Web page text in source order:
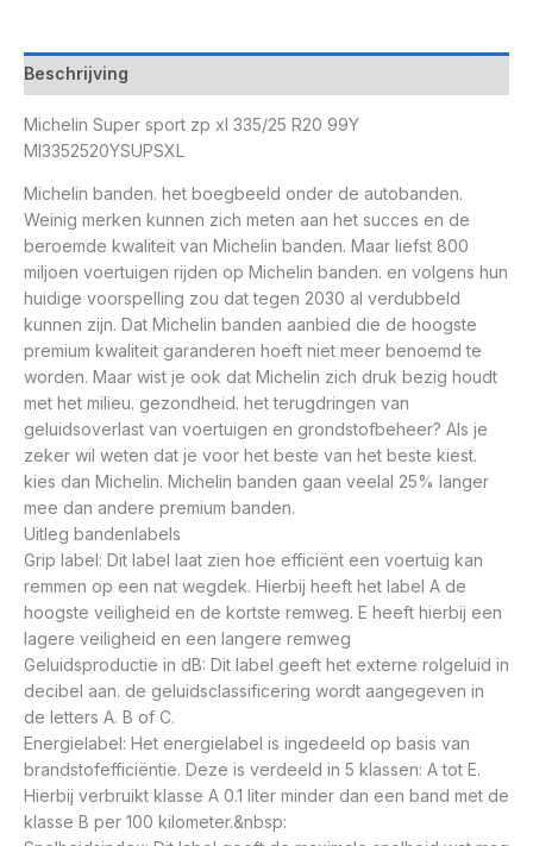
Beschrijving
Michelin Super sport zp xl 335/25 R20 99Y
MI3352520YSUPSXL
Michelin banden. het boegbeeld onder de autobanden.
Weinig merken kunnen zich meten aan het succes en de
beroemde kwaliteit van Michelin banden. Maar liefst 800
miljoen voertuigen rijden op Michelin banden. en volgens hun
huidige voorspelling zou dat tegen 2030 al verdubbeld
kunnen zijn. Dat Michelin banden aanbied die de hoogste
premium kwaliteit garanderen hoeft niet meer benoemd te
worden. Maar wist je ook dat Michelin zich druk bezig houdt
met het milieu. gezondheid. het terugdringen van
geluidsoverlast van voertuigen en grondstofbeheer? Als je
zeker wil weten dat je voor het beste van het beste kiest.
kies dan Michelin. Michelin banden gaan veelal 25% langer
mee dan andere premium banden.
Uitleg bandenlabels
Grip label: Dit label laat zien hoe efficiënt een voertuig kan
remmen op een nat wegdek. Hierbij heeft het label A de
hoogste veiligheid en de kortste remweg. E heeft hierbij een
lagere veiligheid en een langere remweg
Geluidsproductie in dB: Dit label geeft het externe rolgeluid in
decibel aan. de geluidsclassificering wordt aangegeven in
de letters A. B of C.
Energielabel: Het energielabel is ingedeeld op basis van
brandstofefficiëntie. Deze is verdeeld in 5 klassen: A tot E.
Hierbij verbruikt klasse A 0.1 liter minder dan een band met de
klasse B per 100 kilometer.&nbsp: